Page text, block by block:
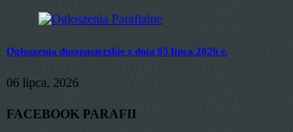
Ogłoszenia duszpasterskie z dnia 05 lipca 2026 r.
06 lipca, 2026
FACEBOOK PARAFII